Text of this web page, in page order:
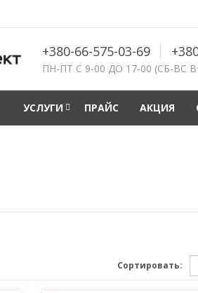
+380-66-575-03-69
ПН-ПТ С 9-00 ДО 17-00 (СБ-ВС
УСЛУГИ ПРАЙС АКЦИЯ
Сортировать: